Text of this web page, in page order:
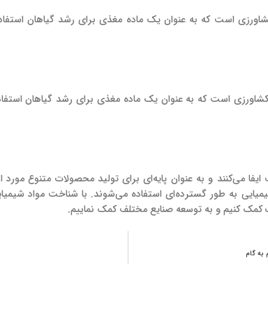
است که به عنوان یک ماده مغذی برای رشد گیاهان
کشاورزی است که به عنوان یک ماده مغذی برای رشد گیاهان
می‌کنند و به عنوان پایه‌ای برای تولید محصولات متنوع مورد
به طور گسترده‌ای استفاده می‌شوند. با شناخت مواد
کمک کنیم و به توسعه صنایع مختلف کمک نماییم.
به گام